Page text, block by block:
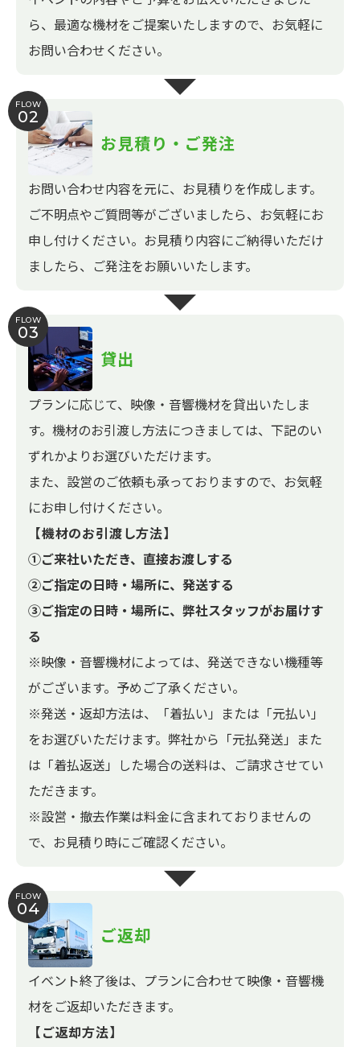
ら、最適な機材をご提案いたしますので、お気軽に
お問い合わせください。
FLOW
02
お見積り・ご発注
お問い合わせ内容を元に、お見積りを作成します。
ご不明点やご質問等がございましたら、お気軽にお
申し付けください。お見積り内容にご納得いただけ
ましたら、ご発注をお願いいたします。
FLOW
03
貸出
プランに応じて、映像・音響機材を貸出いたしま
す。機材のお引渡し方法につきましては、下記のい
ずれかよりお選びいただけます。
また、設営のご依頼も承っておりますので、お気軽
にお申し付けください。
【機材のお引渡し方法】
①ご来社いただき、直接お渡しする
②ご指定の日時・場所に、発送する
③ご指定の日時・場所に、弊社スタッフがお届けす
る
※映像・音響機材によっては、発送できない機種等
がございます。予めご了承ください。
※発送・返却方法は、「着払い」または「元払い」
をお選びいただけます。弊社から「元払発送」また
は「着払返送」した場合の送料は、ご請求させてい
ただきます。
※設営・撤去作業は料金に含まれておりませんの
で、お見積り時にご確認ください。
FLOW
04
ご返却
イベント終了後は、プランに合わせて映像・音響機
材をご返却いただきます。
【ご返却方法】